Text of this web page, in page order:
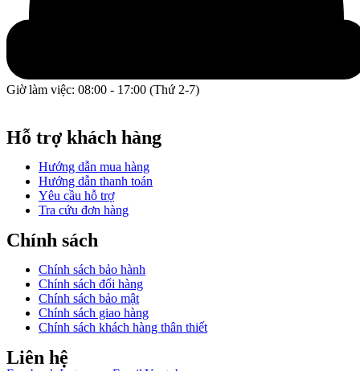
Giờ làm việc: 08:00 - 17:00 (Thứ 2-7)
Hỗ trợ khách hàng
Hướng dẫn mua hàng
Hướng dẫn thanh toán
Yêu cầu hỗ trợ
Tra cứu đơn hàng
Chính sách
Chính sách bảo hành
Chính sách đổi hàng
Chính sách bảo mật
Chính sách giao hàng
Chính sách khách hàng thân thiết
Liên hệ